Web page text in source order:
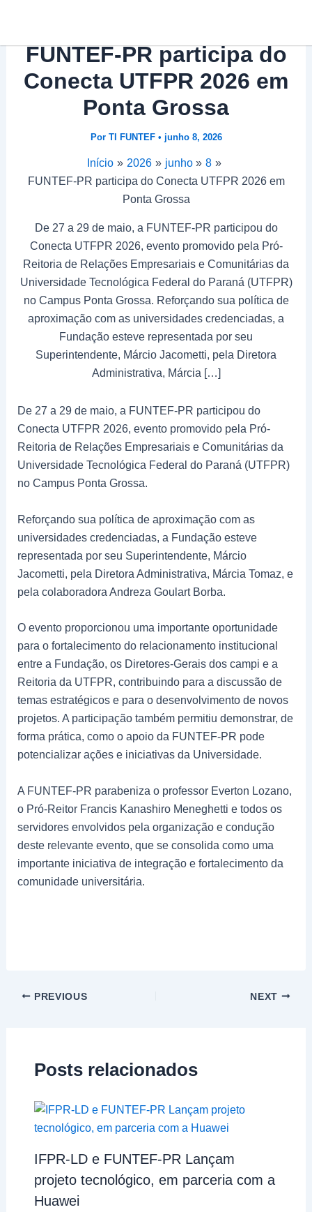
o
conteúdoFUNTEF-PR participa do
Conecta UTFPR 2026 em
Ponta Grossa
Por TI FUNTEF • junho 8, 2026
Início 2026 junho
8
FUNTEF-PR participa do Conecta UTFPR 2026 em
Ponta Grossa
De 27 a 29 de maio, a FUNTEF-PR participou do
Conecta UTFPR 2026, evento promovido pela Pró-
Reitoria de Relações Empresariais e Comunitárias da
Universidade Tecnológica Federal do Paraná (UTFPR)
no Campus Ponta Grossa. Reforçando sua política de
aproximação com as universidades credenciadas, a
Fundação esteve representada por seu
Superintendente, Márcio Jacometti, pela Diretora
Administrativa, Márcia […]
De 27 a 29 de maio, a FUNTEF-PR participou do
Conecta UTFPR 2026, evento promovido pela Pró-
Reitoria de Relações Empresariais e Comunitárias da
Universidade Tecnológica Federal do Paraná (UTFPR)
no Campus Ponta Grossa.
Reforçando sua política de aproximação com as
universidades credenciadas, a Fundação esteve
representada por seu Superintendente, Márcio
Jacometti, pela Diretora Administrativa, Márcia Tomaz, e
pela colaboradora Andreza Goulart Borba.
O evento proporcionou uma importante oportunidade
para o fortalecimento do relacionamento institucional
entre a Fundação, os Diretores-Gerais dos campi e a
Reitoria da UTFPR, contribuindo para a discussão de
temas estratégicos e para o desenvolvimento de novos
projetos. A participação também permitiu demonstrar, de
forma prática, como o apoio da FUNTEF-PR pode
potencializar ações e iniciativas da Universidade.
A FUNTEF-PR parabeniza o professor Everton Lozano,
o Pró-Reitor Francis Kanashiro Meneghetti e todos os
servidores envolvidos pela organização e condução
deste relevante evento, que se consolida como uma
importante iniciativa de integração e fortalecimento da
comunidade universitária.
PREVIOUS NEXT
Posts relacionados
IFPR-LD e FUNTEF-PR Lançam
projeto tecnológico, em parceria com a
Huawei